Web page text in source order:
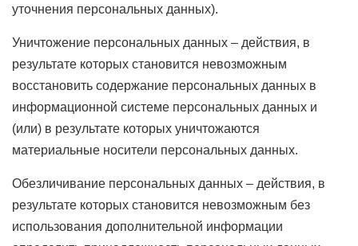
уточнения персональных данных).
Уничтожение персональных данных – действия, в
результате которых становится невозможным
восстановить содержание персональных данных в
информационной системе персональных данных и
(или) в результате которых уничтожаются
материальные носители персональных данных.
Обезличивание персональных данных – действия, в
результате которых становится невозможным без
использования дополнительной информации